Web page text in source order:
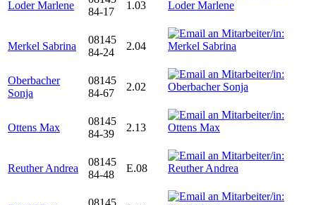
Loder Marlene
84-17
1.03
Merkel Sabrina
08145
84-24
2.04
Oberbacher
Sonja
08145
84-67
2.02
Ottens Max
08145
84-39
2.13
Reuther Andrea
08145
84-48
E.08